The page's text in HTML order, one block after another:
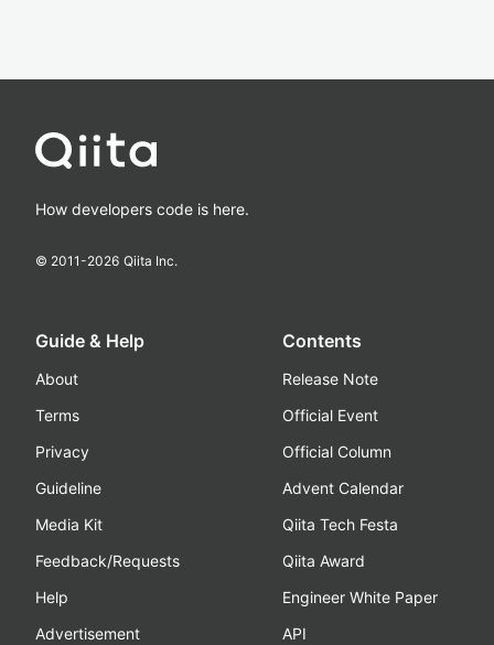
How developers code is here.
© 2011-2026 Qiita Inc.
Guide & Help
About
Terms
Privacy
Guideline
Media Kit
Feedback/Requests
Help
Advertisement
Contents
Release Note
Official Event
Official Column
Advent Calendar
Qiita Tech Festa
Qiita Award
Engineer White Paper
API